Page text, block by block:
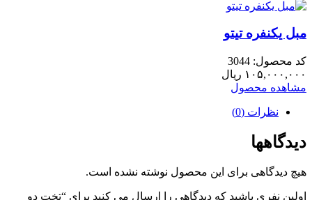
مبل یکنفره تیتو
کد محصول: 3044
۱۰۵,۰۰۰,۰۰۰ ریال
مشاهده محصول
نظرات (0)
دیدگاهها
هیچ دیدگاهی برای این محصول نوشته نشده است.
اولین نفری باشید که دیدگاهی را ارسال می کنید برای “تخت دو